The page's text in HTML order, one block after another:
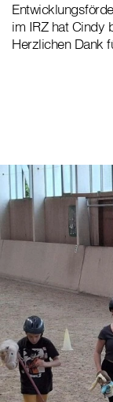
im IRZ hat Cindy
Herzlichen Dank